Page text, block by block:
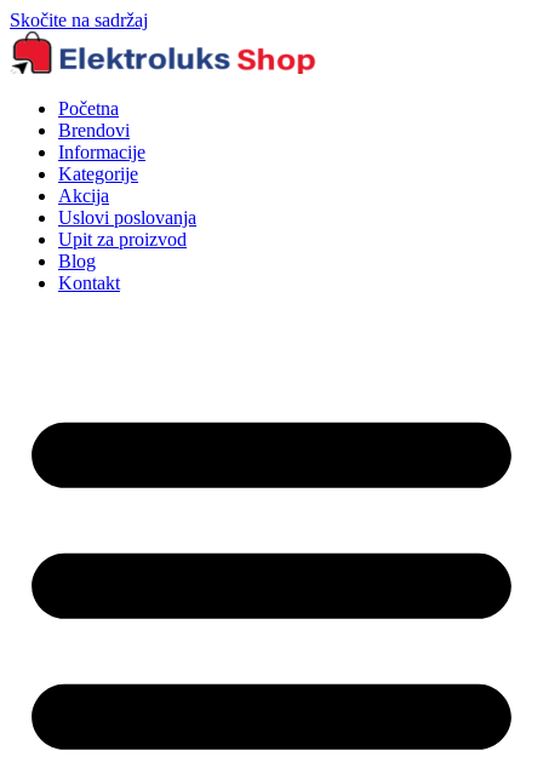
Skočite na sadržaj
Početna
Brendovi
Informacije
Kategorije
Akcija
Uslovi poslovanja
Upit za proizvod
Blog
Kontakt